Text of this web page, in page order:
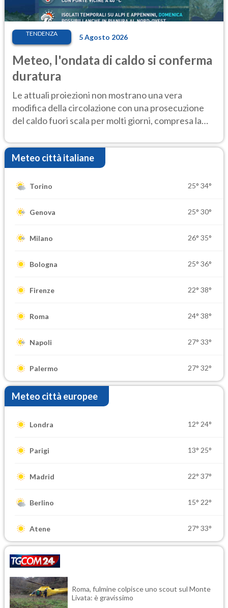
TENDENZA 5 Agosto 2026
Meteo, l'ondata di caldo si conferma
duratura
Le attuali proiezioni non mostrano una vera
modifica della circolazione con una prosecuzione
del caldo fuori scala per molti giorni, compresa la
Meteo città italiane
Torino 25° 34°
Genova 25° 30°
Milano 26° 35°
Bologna 25° 36°
Firenze 22° 38°
Roma 24° 38°
Napoli 27° 33°
Palermo 27° 32°
Meteo città europee
Londra 12° 24°
Parigi 13° 25°
Madrid 22° 37°
Berlino 15° 22°
Atene 27° 33°
Roma, fulmine colpisce uno scout sul Monte
Livata: è gravissimo